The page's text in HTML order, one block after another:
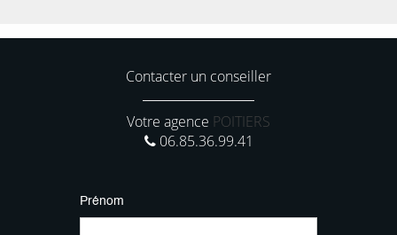
Contacter un conseiller
Votre agence POITIERS
06.85.36.99.41
Prénom